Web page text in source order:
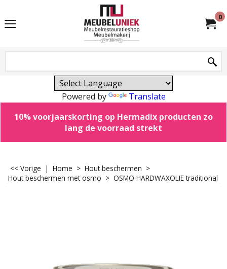
0
Powered by
Translate
10% voorjaarskorting op Hermadix producten zo
lang de voorraad strekt
<< Vorige | Home > Hout beschermen >
Hout beschermen met osmo > OSMO HARDWAXOLIE traditional